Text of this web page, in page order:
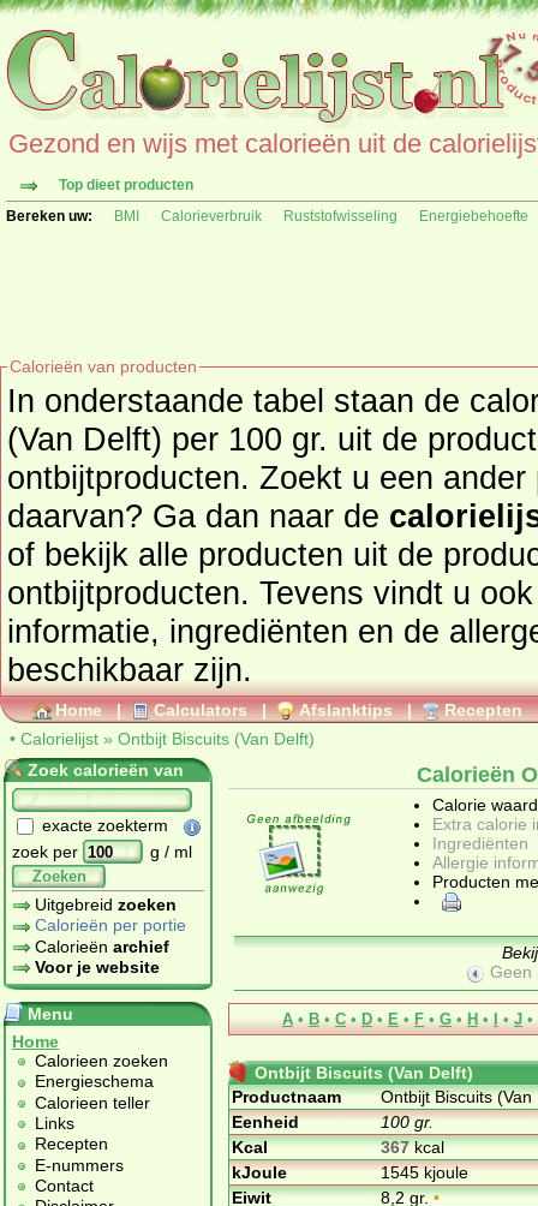
Gezond en wijs met calorieën uit de
Top dieet producten
Bereken uw:
BMI Calorieverbruik Ruststofwisseling Energiebehoefte
Calorieën van producten
In onderstaande tabel staan de
(Van Delft) per 100 gr. uit de
ontbijtproducten. Zoekt u een ander product en de calorieën
daarvan? Ga dan naar de
of bekijk alle producten uit de
ontbijtproducten. Tevens vindt u ook de uitgebreide calorie
informatie, ingrediënten en de
beschikbaar zijn.
Home | Calculators | Afslanktips | Recepten
• Calorielijst » Ontbijt Biscuits (Van Delft)
Zoek calorieën van
exacte zoekterm
zoek per
g / ml
Zoeken
Uitgebreid zoeken
Calorieën per portie
Calorieën archief
Voor je website
Menu
Home
Calorieen zoeken
Energieschema
Calorieen teller
Links
Recepten
E-nummers
Contact
Calorieën
Calorie
Extra calorie
Ingrediënten
Allergie
Producten
Geen
A • B • C • D • E • F • G • H • I • J •
Ontbijt Biscuits (Van Delft)
Productnaam
Ontbijt Biscuits (Van
Eenheid
100 gr.
Kcal
367kcal
kJoule
1545 kjoule
Eiwit
8,2 gr.•